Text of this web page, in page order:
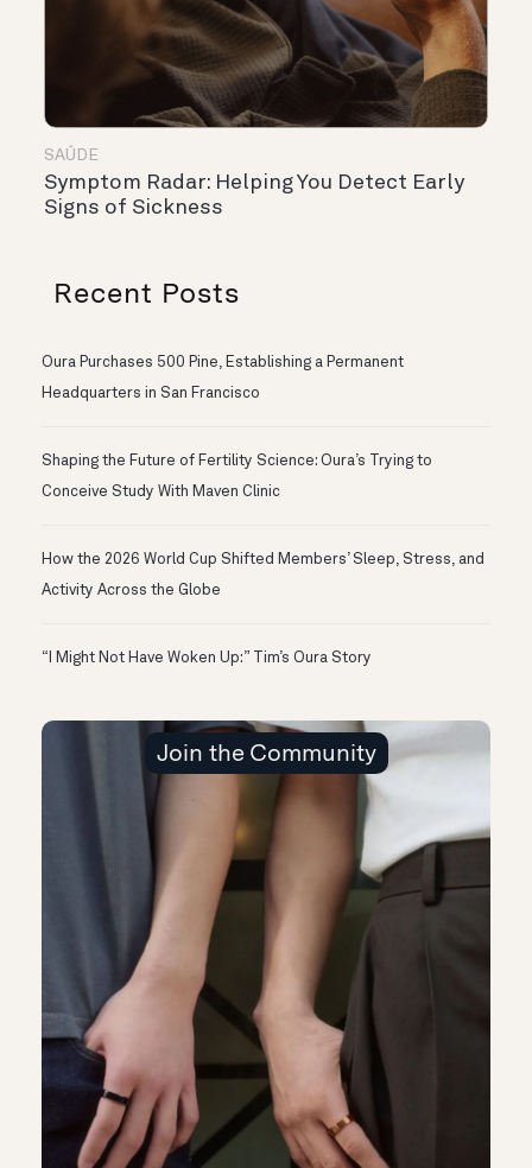
SAÚDE
Symptom Radar: Helping You Detect Early
Signs of Sickness
Recent Posts
Oura Purchases 500 Pine, Establishing a Permanent
Headquarters in San Francisco
Shaping the Future of Fertility Science: Oura’s Trying to
Conceive Study With Maven Clinic
How the 2026 World Cup Shifted Members’ Sleep, Stress, and
Activity Across the Globe
“I Might Not Have Woken Up:” Tim’s Oura Story
Join the Community